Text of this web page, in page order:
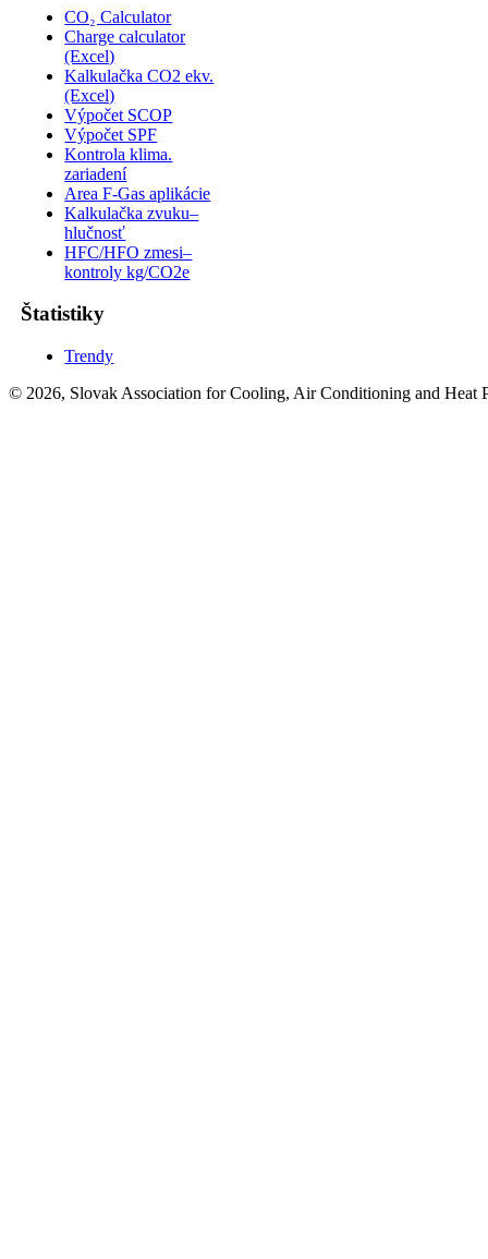
CO₂ Calculator
Charge calculator
(Excel)
Kalkulačka CO2 ekv.
(Excel)
Výpočet SCOP
Výpočet SPF
Kontrola klima.
zariadení
Area F-Gas aplikácie
Kalkulačka zvuku–
hlučnosť
HFC/HFO zmesi–
kontroly kg/CO2e
Štatistiky
Trendy
© 2026, Slovak Association for Cooling, Air Conditioning and Heat